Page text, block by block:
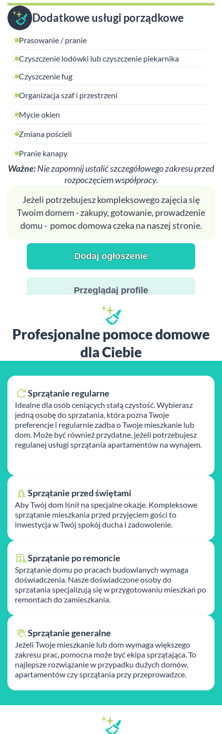
Dodatkowe usługi porządkowe
Prasowanie / pranie
Czyszczenie lodówki lub czyszczenie piekarnika
Czyszczenie fug
Organizacja szaf i przestrzeni
Mycie okien
Zmiana pościeli
Pranie kanapy
Ważne:Nie zapomnij ustalić szczegółowego zakresu przed
rozpoczęciem współpracy.
Jeżeli potrzebujesz kompleksowego zajęcia się
Twoim domem - zakupy, gotowanie, prowadzenie
domu - pomoc domowa czeka na naszej stronie.
Dodaj ogłoszenie
Przeglądaj profile
Profesjonalne pomoce domowe
dla Ciebie
Sprzątanie regularne
Idealne dla osób ceniących stałą czystość. Wybierasz
jedną osobę do sprzatania, która pozna Twoje
preferencje i regularnie zadba o Twoje mieszkanie lub
dom. Może być również przydatne, jeżeli potrzebujesz
regulanej usługi sprzątania apartamentów na wynajem.
Sprzątanie przed świętami
Aby Twój dom lśnił na specjalne okazje. Kompleksowe
sprzątanie mieszkania przed przyjęciem gości to
inwestycja w Twój spokój ducha i zadowolenie.
Sprzątanie po remoncie
Sprzątanie domu po pracach budowlanych wymaga
doświadczenia. Nasze doświadczone osoby do
sprzatania specjalizują się w przygotowaniu mieszkań po
remontach do zamieszkania.
Sprzątanie generalne
Jeżeli Twoje mieszkanie lub dom wymaga większego
zakresu prac, pomocna może być ekipa sprzątająca. To
najlepsze rozwiązanie w przypadku dużych domów,
apartamentów czy sprzątania przy przeprowadzce.